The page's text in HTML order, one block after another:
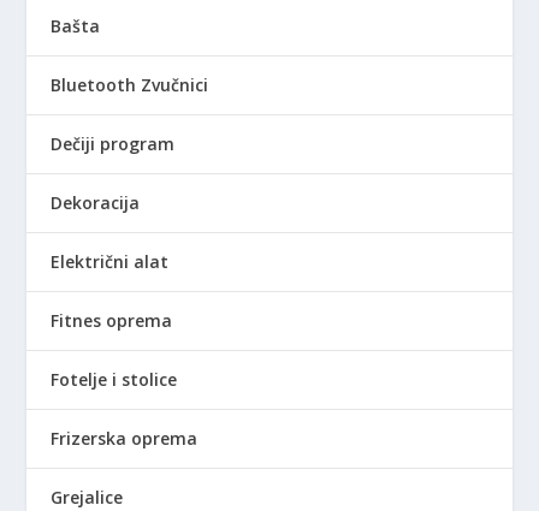
Bašta
Bluetooth Zvučnici
Dečiji program
Dekoracija
Električni alat
Fitnes oprema
Fotelje i stolice
Frizerska oprema
Grejalice